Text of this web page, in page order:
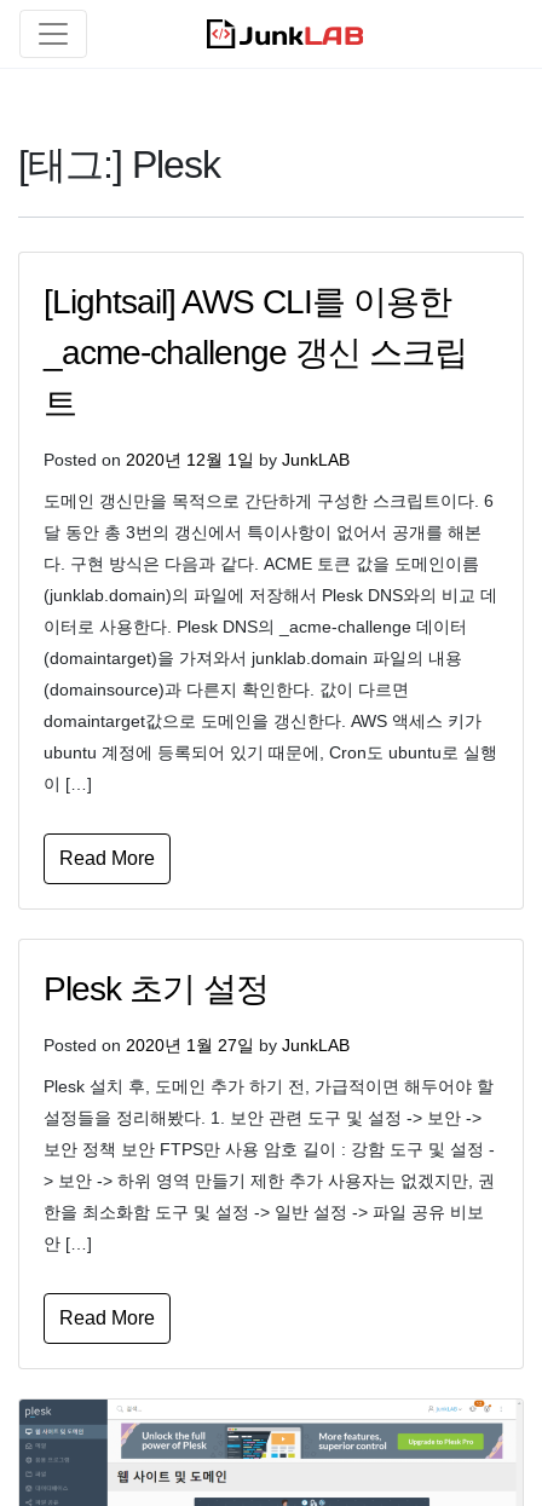
[태그:] Plesk
[Lightsail] AWS CLI를 이용한
_acme-challenge 갱신 스크립
트
Posted on 2020년 12월 1일 by JunkLAB
도메인 갱신만을 목적으로 간단하게 구성한 스크립트이다. 6
달 동안 총 3번의 갱신에서 특이사항이 없어서 공개를 해본
다. 구현 방식은 다음과 같다. ACME 토큰 값을 도메인이름
(junklab.domain)의 파일에 저장해서 Plesk DNS와의 비교 데
이터로 사용한다. Plesk DNS의 _acme-challenge 데이터
(domaintarget)을 가져와서 junklab.domain 파일의 내용
(domainsource)과 다른지 확인한다. 값이 다르면
domaintarget값으로 도메인을 갱신한다. AWS 액세스 키가
ubuntu 계정에 등록되어 있기 때문에, Cron도 ubuntu로 실행
이 […]
Read More
Plesk 초기 설정
Posted on 2020년 1월 27일 by JunkLAB
Plesk 설치 후, 도메인 추가 하기 전, 가급적이면 해두어야 할
설정들을 정리해봤다. 1. 보안 관련 도구 및 설정 -> 보안 ->
보안 정책 보안 FTPS만 사용 암호 길이 : 강함 도구 및 설정 -
> 보안 -> 하위 영역 만들기 제한 추가 사용자는 없겠지만, 권
한을 최소화함 도구 및 설정 -> 일반 설정 -> 파일 공유 비보
안 […]
Read More